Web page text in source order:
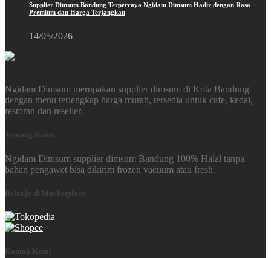
Supplier Dimsum Bandung Terpercaya Ngidam Dimsum Hadir dengan Rasa
Premium dan Harga Terjangkau
14/05/2026
Ngidam Dimsum merupakan supplier dimsum di Kota Bandung
dengan menu terlengkap harga murah, tersedia untuk cafe, kedai,
restoran dan reseller.
Tentang Kami
Ngidam Dimsum supplier dimsum Bandung 100% Halal tanpa
bahan pengawet bisa dikirim frozen vacuum atau fresh.
Belanja di Marketplace
Kontak Kami